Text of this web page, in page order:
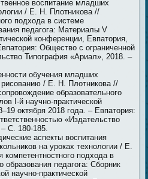
воспитание младших
/ Е. Н. Плотникова //
подхода в системе
педагога: Материалы V
конференции, Евпатория,
Общество с ограниченной
Типография «Ариал», 2018. –
обучения младших
рисованию / Е. Н. Плотникова //
образовательного
I-й научно-практической
октября 2018 года. – Евпатория:
«Издательство
С. 180-185.
аспекты воспитания
на уроках технологии / Е.
подхода в
образования педагога: Сборник
научно-практической